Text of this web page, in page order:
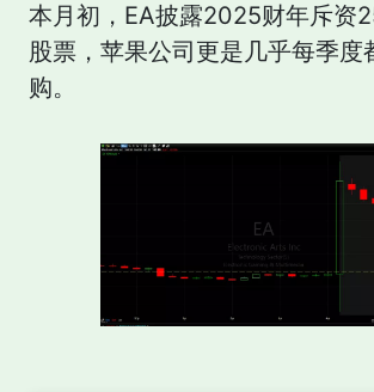
本月初，EA披露2025财年斥资
股票，苹果公司更是几乎每季度
购。